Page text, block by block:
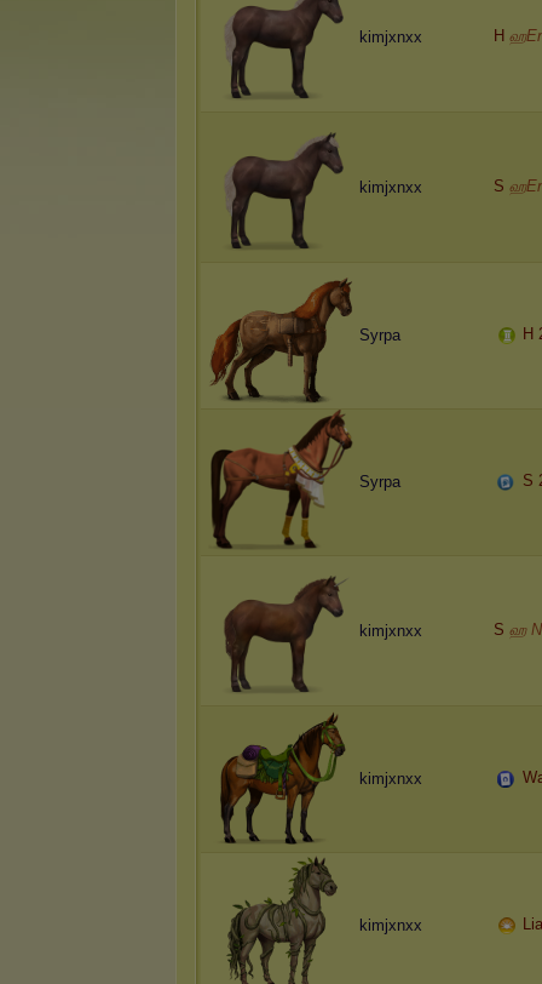
kimjxnxx H
kimjxnxx S
Syrpa H
Syrpa S
kimjxnxx S ஹ
kimjxnxx
kimjxnxx